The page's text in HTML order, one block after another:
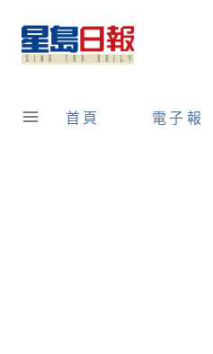
content
首頁 電子報